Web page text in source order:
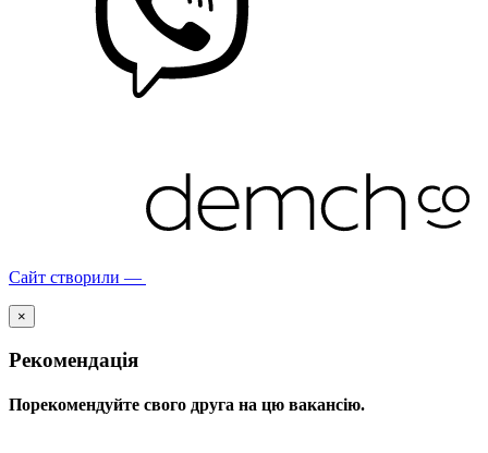
Сайт створили —
×
Рекомендація
Порекомендуйте свого друга на цю вакансію.